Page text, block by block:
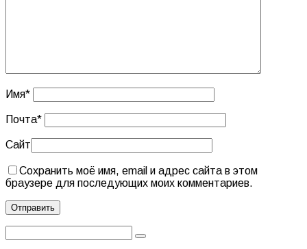
Имя*
Почта*
Сайт
Сохранить моё имя, email и адрес сайта в этом
браузере для последующих моих комментариев.